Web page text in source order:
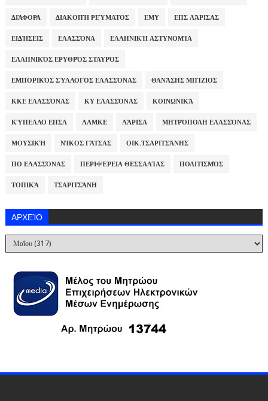
ΔΙΆΦΟΡΑ ΔΙΑΚΟΠΉ ΡΕΎΜΑΤΟΣ ΕΜΥ ΕΠΣ ΛΆΡΙΣΑΣ
ΕΙΔΉΣΕΙΣ ΕΛΑΣΣΌΝΑ ΕΛΛΗΝΙΚΉ ΑΣΤΥΝΟΜΊΑ
ΕΛΛΗΝΙΚΌΣ ΕΡΥΘΡΌΣ ΣΤΑΥΡΌΣ
ΕΜΠΟΡΙΚΌΣ ΣΎΛΛΟΓΟΣ ΕΛΑΣΣΌΝΑΣ ΘΑΝΆΣΗΣ ΜΠΊΖΙΟΣ
ΚΚΕ ΕΛΑΣΣΌΝΑΣ ΚΥ ΕΛΑΣΣΌΝΑΣ ΚΟΙΝΩΝΙΚΆ
ΚΎΠΕΛΛΟ ΕΠΣΛ ΛΑΜΚΕ ΛΆΡΙΣΑ ΜΗΤΡΌΠΟΛΗ ΕΛΑΣΣΌΝΑΣ
ΜΟΥΣΙΚΉ ΝΊΚΟΣ ΓΆΤΣΑΣ ΟΙΚ.ΤΣΑΡΙΤΣΆΝΗΣ
ΠΟ ΕΛΑΣΣΌΝΑΣ ΠΕΡΙΦΈΡΕΙΑ ΘΕΣΣΑΛΊΑΣ ΠΟΛΙΤΙΣΜΌΣ
ΤΟΠΙΚΆ ΤΣΑΡΙΤΣΆΝΗ
ΑΡΧΕΊΟ